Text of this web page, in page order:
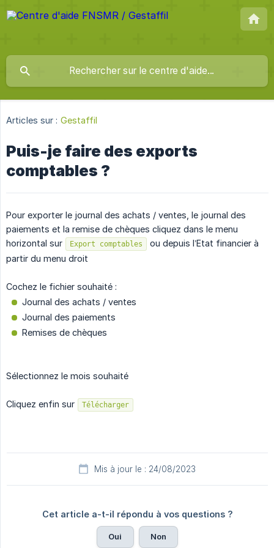
Articles sur : Gestaffil
Puis-je faire des exports
comptables ?
Pour exporter le journal des achats / ventes, le journal des
paiements et la remise de chèques cliquez dans le menu
horizontal sur
Export comptables
ou depuis l’Etat financier à
partir du menu droit
Cochez le fichier souhaité :
Journal des achats / ventes
Journal des paiements
Remises de chèques
Sélectionnez le mois souhaité
Cliquez enfin sur Télécharger
Mis à jour le : 24/08/2023
Cet article a-t-il répondu à vos questions ?
Oui Non